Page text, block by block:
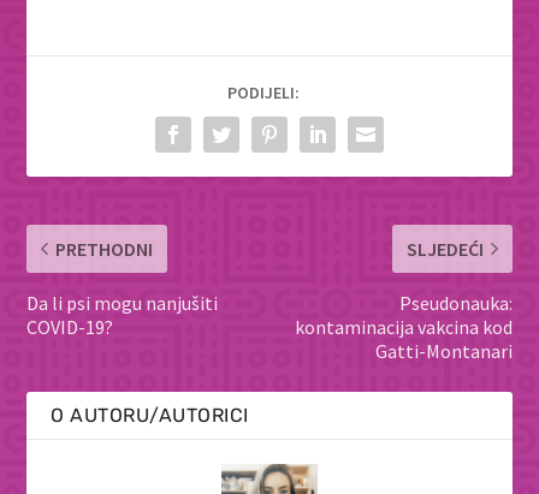
PODIJELI:
PRETHODNI
Da li psi mogu nanjušiti
COVID-19?
SLJEDEĆI
Pseudonauka:
kontaminacija vakcina kod
Gatti-Montanari
O AUTORU/AUTORICI